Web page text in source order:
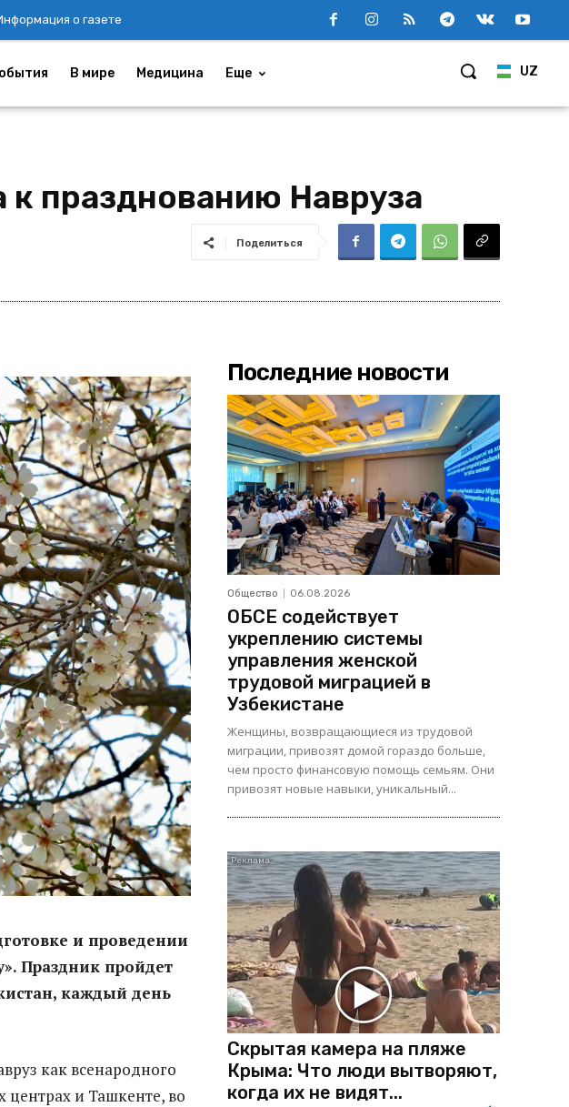
о газете
UZ
В мире Медицина Еще
к празднованию Навруза
Поделиться
и проведении
Праздник пройдет
каждый день
как всенародного
центрах и Ташкенте, во
Последние новости
Общество 06.08.2026
ОБСЕ содействует
укреплению системы
управления женской
трудовой миграцией в
Узбекистане
Женщины, возвращающиеся из трудовой
миграции, привозят домой гораздо больше,
чем просто финансовую помощь семьям. Они
привозят новые навыки, уникальный...
Скрытая камера на пляже
Крыма: Что люди вытворяют,
когда их не видят...